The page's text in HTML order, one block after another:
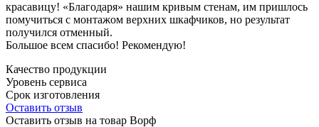
красавицу! «Благодаря» нашим кривым стенам, им пришлось
помучиться с монтажом верхних шкафчиков, но результат
получился отменный.
Большое всем спасибо! Рекомендую!
Качество продукции
Уровень сервиса
Срок изготовления
Оставить отзыв
Оставить отзыв на товар Ворф